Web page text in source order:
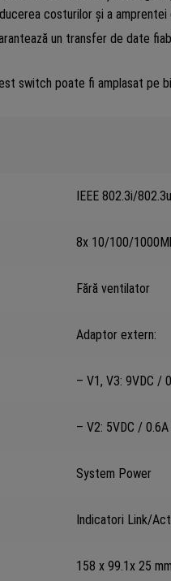
costurilor și a amprentei
un transfer de date
switch poate fi amplasat
IEEE 802.3i/
8x 10/100/
Fără ventilator
Adaptor extern:
– V1, V3: 9VDC /
– V2: 5VDC / 0.6A
System Power
Indicatori Link/
158 x 99.1x 25